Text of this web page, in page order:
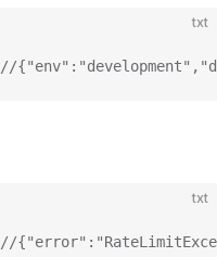
txt
txt